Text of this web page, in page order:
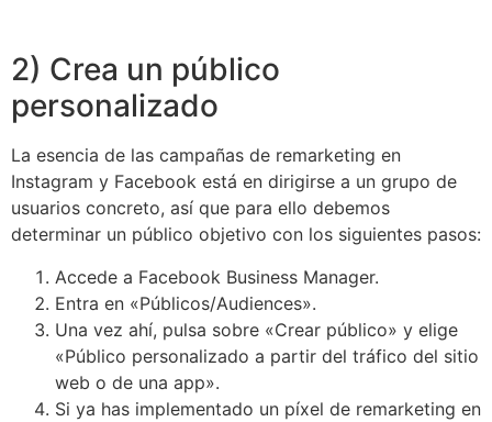
2) Crea un público
personalizado
La esencia de las campañas de remarketing en
Instagram y Facebook está en dirigirse a un grupo de
usuarios concreto, así que para ello debemos
determinar un público objetivo con los siguientes pasos:
Accede a Facebook Business Manager.
Entra en «Públicos/Audiences».
Una vez ahí, pulsa sobre «Crear público» y elige
«Público personalizado a partir del tráfico del sitio
web o de una app».
Si ya has implementado un píxel de remarketing en